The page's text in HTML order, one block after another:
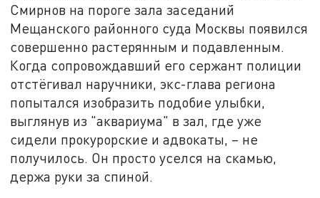
Смирнов на пороге зала заседаний
Мещанского районного суда Москвы появился
совершенно растерянным и подавленным.
Когда сопровождавший его сержант полиции
отстёгивал наручники, экс-глава региона
попытался изобразить подобие улыбки,
выглянув из "аквариума" в зал, где уже
сидели прокурорские и адвокаты, – не
получилось. Он просто уселся на скамью,
держа руки за спиной.